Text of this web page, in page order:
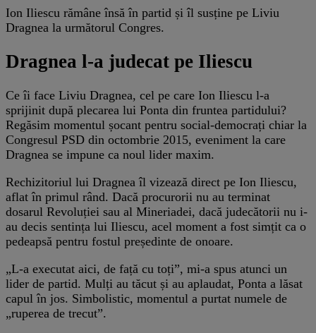
Ion Iliescu rămâne însă în partid și îl susține pe Liviu
Dragnea la următorul Congres.
Dragnea l-a judecat pe Iliescu
Ce îi face Liviu Dragnea, cel pe care Ion Iliescu l-a
sprijinit după plecarea lui Ponta din fruntea partidului?
Regăsim momentul șocant pentru social-democrați chiar la
Congresul PSD din octombrie 2015, eveniment la care
Dragnea se impune ca noul lider maxim.
Rechizitoriul lui Dragnea îl vizează direct pe Ion Iliescu,
aflat în primul rând. Dacă procurorii nu au terminat
dosarul Revoluției sau al Mineriadei, dacă judecătorii nu i-
au decis sentința lui Iliescu, acel moment a fost simțit ca o
pedeapsă pentru fostul președinte de onoare.
„L-a executat aici, de față cu toți”, mi-a spus atunci un
lider de partid. Mulți au tăcut și au aplaudat, Ponta a lăsat
capul în jos. Simbolistic, momentul a purtat numele de
„ruperea de trecut”.